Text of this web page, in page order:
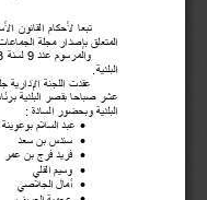
تبعا لأحكام القانون الأساسي
المتعلق بإصدار مجلة الجماعات المحلیة وخاصة الفصل
والمرسوم
عدد 9 لسنة
البلدیة.
عقدت
اللجنة الإداریة جلسة
عشر
صباحا بقصر البلدیة برئاسة
البلدیة وبحضور السادة :
 عبد السلام بوعوینة

سندس بن سعد

فرید فرج بن عمر

وسیم القلي

أمال الجلاصي
